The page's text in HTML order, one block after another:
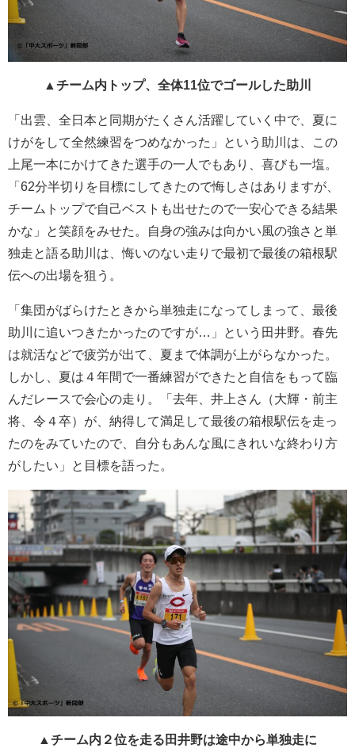
▲チーム内トップ、全体11位でゴールした助川
「出雲、全日本と同期がたくさん活躍していく中で、夏に
けがをして全然練習をつめなかった」という助川は、この
上尾一本にかけてきた選手の一人でもあり、喜びも一塩。
「62分半切りを目標にしてきたので悔しさはありますが、
チームトップで自己ベストも出せたので一安心できる結果
かな」と笑顔をみせた。自身の強みは向かい風の強さと単
独走と語る助川は、悔いのない走りで最初で最後の箱根駅
伝への出場を狙う。
「集団がばらけたときから単独走になってしまって、最後
助川に追いつきたかったのですが…」という田井野。春先
は就活などで疲労が出て、夏まで体調が上がらなかった。
しかし、夏は４年間で一番練習ができたと自信をもって臨
んだレースで会心の走り。「去年、井上さん（大輝・前主
将、令４卒）が、納得して満足して最後の箱根駅伝を走っ
たのをみていたので、自分もあんな風にきれいな終わり方
がしたい」と目標を語った。
▲チーム内２位を走る田井野は途中から単独走に